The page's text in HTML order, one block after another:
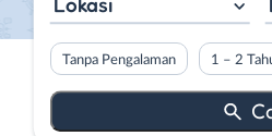
Tanpa Pengalaman 1 – 2